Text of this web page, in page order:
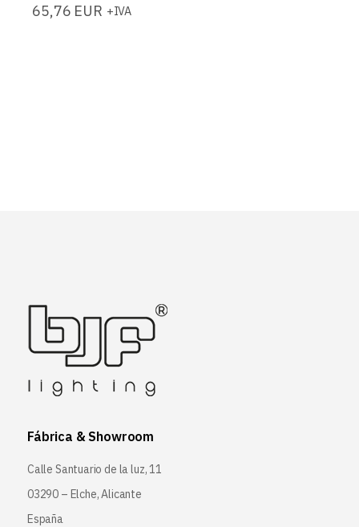
65,76 EUR +IVA
Fábrica & Showroom
Calle Santuario de la luz, 11
03290 – Elche, Alicante
España